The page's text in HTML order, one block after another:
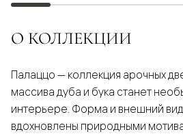
О КОЛЛЕКЦИИ
Палаццо — коллекция арочных
массива дуба и бука станет
интерьере. Форма и внешний
вдохновлены природными